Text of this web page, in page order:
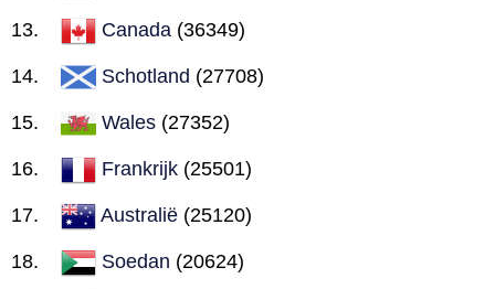
Canada (36349)
Schotland (27708)
Wales (27352)
Frankrijk (25501)
Australië (25120)
Soedan (20624)